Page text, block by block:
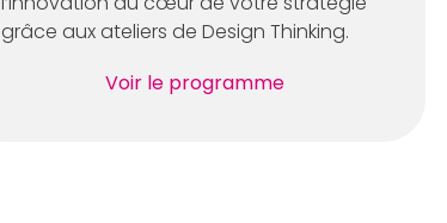
grâce aux ateliers de Design Thinking.
Voir le programme